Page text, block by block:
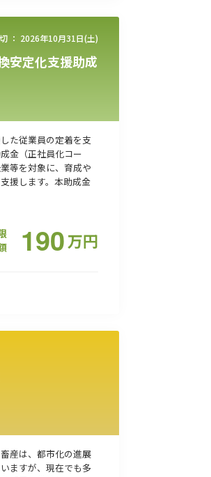
： 2026年10月31日(土)
安定化支援助成
た従業員の定着を支
金（正社員化コー
等を対象に、育成や
援します。本助成金
190万円
産は、都市化の進展
ますが、現在でも多